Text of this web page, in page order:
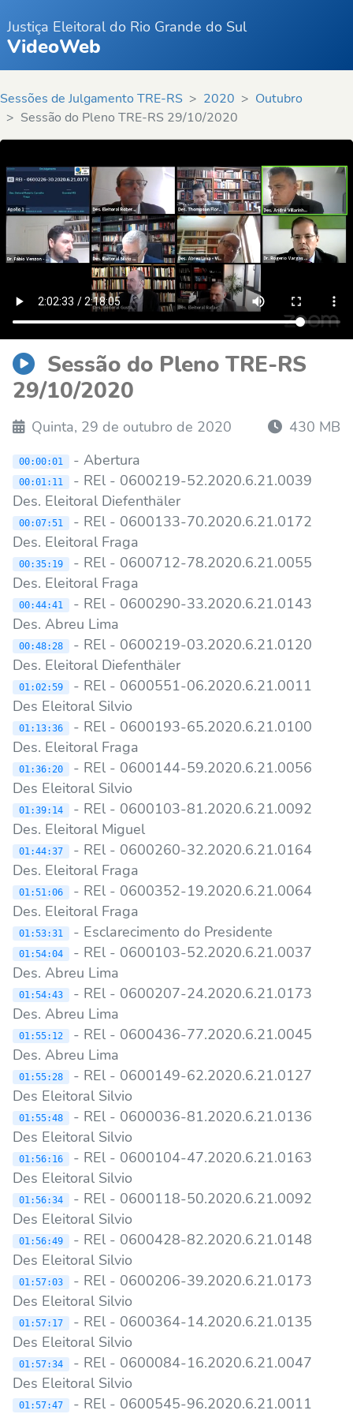
Justiça Eleitoral do Rio Grande do Sul
VideoWeb
Sessões de Julgamento TRE-RS 2020
Outubro
Sessão do Pleno TRE-RS 29/10/2020
Sessão do Pleno TRE-RS
29/10/2020
Quinta, 29 de outubro de 2020 430 MB
00:00:01 - Abertura
00:01:11
- REl - 0600219-52.2020.6.21.0039
Des. Eleitoral Diefenthäler
00:07:51
- REl - 0600133-70.2020.6.21.0172
Des. Eleitoral Fraga
00:35:19
- REl - 0600712-78.2020.6.21.0055
Des. Eleitoral Fraga
00:44:41
- REl - 0600290-33.2020.6.21.0143
Des. Abreu Lima
00:48:28
- REl - 0600219-03.2020.6.21.0120
Des. Eleitoral Diefenthäler
01:02:59
- REl - 0600551-06.2020.6.21.0011
Des Eleitoral Silvio
01:13:36
- REl - 0600193-65.2020.6.21.0100
Des. Eleitoral Fraga
01:36:20
- REl - 0600144-59.2020.6.21.0056
Des Eleitoral Silvio
01:39:14
- REl - 0600103-81.2020.6.21.0092
Des. Eleitoral Miguel
01:44:37
- REl - 0600260-32.2020.6.21.0164
Des. Eleitoral Fraga
01:51:06
- REl - 0600352-19.2020.6.21.0064
Des. Eleitoral Fraga
01:53:31 - Esclarecimento do Presidente
01:54:04
- REl - 0600103-52.2020.6.21.0037
Des. Abreu Lima
01:54:43
- REl - 0600207-24.2020.6.21.0173
Des. Abreu Lima
01:55:12
- REl - 0600436-77.2020.6.21.0045
Des. Abreu Lima
01:55:28
- REl - 0600149-62.2020.6.21.0127
Des Eleitoral Silvio
01:55:48
- REl - 0600036-81.2020.6.21.0136
Des Eleitoral Silvio
01:56:16
- REl - 0600104-47.2020.6.21.0163
Des Eleitoral Silvio
01:56:34
- REl - 0600118-50.2020.6.21.0092
Des Eleitoral Silvio
01:56:49
- REl - 0600428-82.2020.6.21.0148
Des Eleitoral Silvio
01:57:03
- REl - 0600206-39.2020.6.21.0173
Des Eleitoral Silvio
01:57:17
- REl - 0600364-14.2020.6.21.0135
Des Eleitoral Silvio
01:57:34
- REl - 0600084-16.2020.6.21.0047
Des Eleitoral Silvio
01:57:47 - REl - 0600545-96.2020.6.21.0011